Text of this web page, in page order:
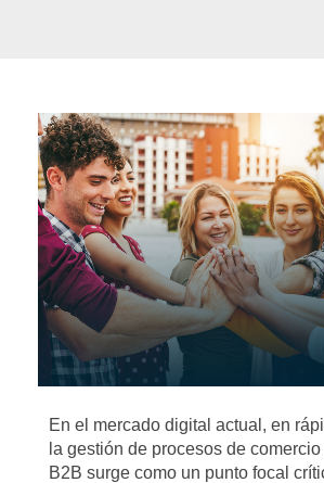
En el mercado digital actual, en
la gestión de procesos de
B2B surge como un punto focal